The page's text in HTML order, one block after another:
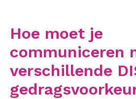
Hoe moet je
communiceren
verschillende